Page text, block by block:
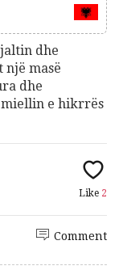
dhe
masë
dhe
e hikrrës
Like 2
Comment